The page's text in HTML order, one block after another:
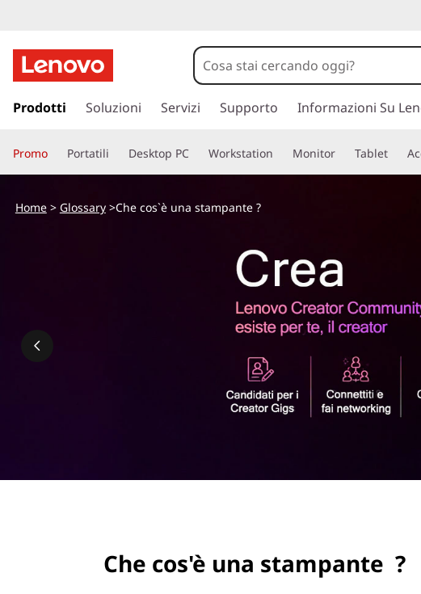
a
a
a
o
a
Prodotti Soluzioni Servizi Supporto Informazioni Su
Promo Portatili Desktop PC Workstation Monitor Tablet
Home> Glossary>Che cos`è una stampante ?
Che cos'è una stampante ?